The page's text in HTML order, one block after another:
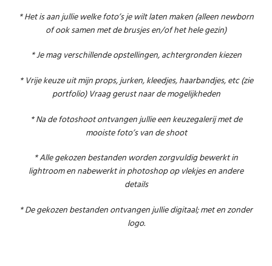
* Het is aan jullie welke foto’s je wilt laten maken (alleen newborn
of ook samen met de brusjes en/of het hele gezin)
* Je mag verschillende opstellingen, achtergronden kiezen
* Vrije keuze uit mijn props, jurken, kleedjes, haarbandjes, etc (zie
portfolio) Vraag gerust naar de mogelijkheden
* Na de fotoshoot ontvangen jullie een keuzegalerij met de
mooiste foto’s van de shoot
* Alle gekozen bestanden worden zorgvuldig bewerkt in
lightroom en nabewerkt in photoshop op vlekjes en andere
details
* De gekozen bestanden ontvangen jullie digitaal; met en zonder
logo.